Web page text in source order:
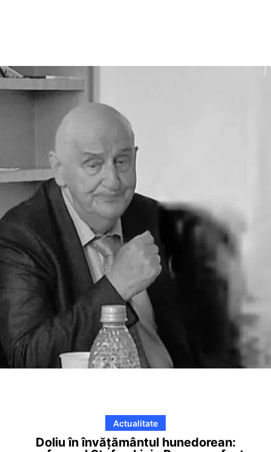
Actualitate
Doliu în învățământul hunedorean: